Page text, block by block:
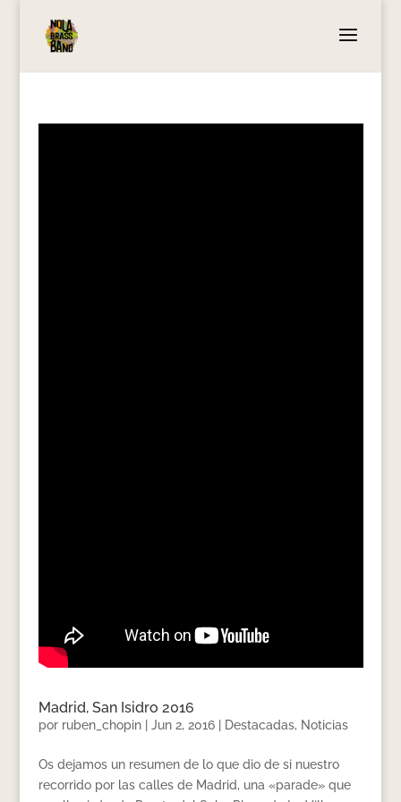
Madrid, San Isidro 2016
por ruben_chopin| Jun 2, 2016| Destacadas, Noticias
Os dejamos un resumen de lo que dio de si nuestro
recorrido por las calles de Madrid, una «parade» que